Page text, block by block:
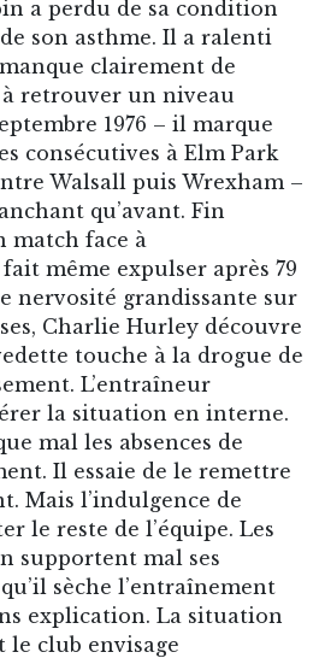
même expulser après 79
nervosité grandissante sur
Charlie Hurley découvre
touche à la drogue de
L’entraîneur
la situation en interne.
mal les absences de
Il essaie de le remettre
Mais l’indulgence de
le reste de l’équipe. Les
supportent mal ses
sèche l’entraînement
explication. La situation
le club envisage
séparer. Des clubs
bien à lui – Queens
Ham, en Première
un temps sur son cas –
le coup, refroidis par sa
la rupture semble
Friday et Reading. Le